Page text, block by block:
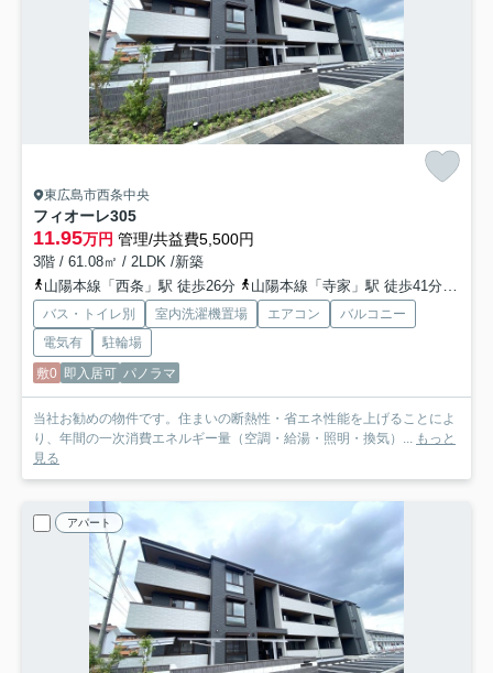
東広島市西条中央
フィオーレ305
11.95万円 管理/共益費5,500円
3階 / 61.08㎡ / 2LDK /新築
山陽本線「西条」駅 徒歩26分
山陽本線「寺家」駅 徒歩41分
バス・トイレ別 室内洗濯機置場 エアコン
バルコニー
電気有
駐輪場
敷0 即入居可 パノラマ
当社お勧めの物件です。住まいの断熱性・省エネ性能を上げることによ
り、年間の一次消費エネルギー量（空調・給湯・照明・換気）...
もっと
見る
アパート